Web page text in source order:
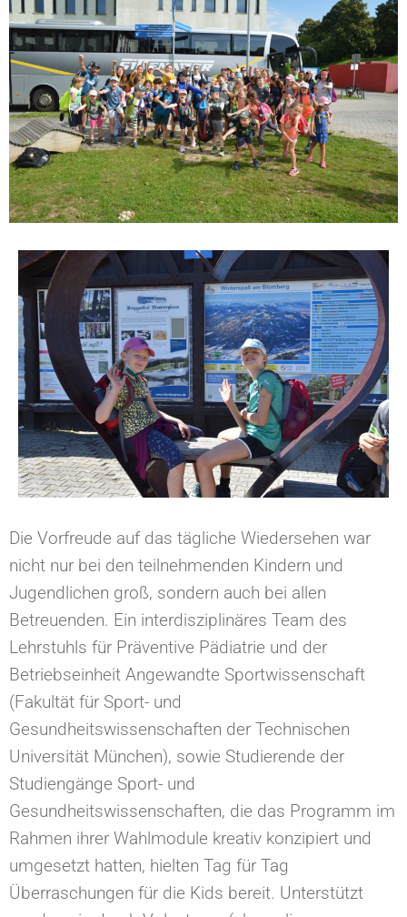
Die Vorfreude auf das tägliche Wiedersehen war
nicht nur bei den teilnehmenden Kindern und
Jugendlichen groß, sondern auch bei allen
Betreuenden. Ein interdisziplinäres Team des
Lehrstuhls für Präventive Pädiatrie und der
Betriebseinheit Angewandte Sportwissenschaft
(Fakultät für Sport- und
Gesundheitswissenschaften der Technischen
Universität München), sowie Studierende der
Studiengänge Sport- und
Gesundheitswissenschaften, die das Programm im
Rahmen ihrer Wahlmodule kreativ konzipiert und
umgesetzt hatten, hielten Tag für Tag
Überraschungen für die Kids bereit. Unterstützt